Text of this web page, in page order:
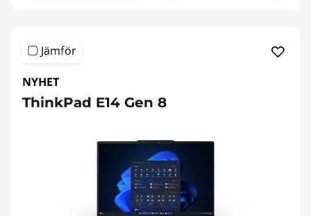
Jämför
NYHET
ThinkPad E14 Gen 8